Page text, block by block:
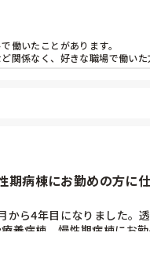
働いたことがあります。
関係なく、好きな職場で働い
期病棟にお勤めの方に
から4年目になりました。
養病棟、慢性期病棟にお